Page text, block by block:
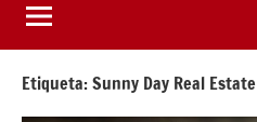
Etiqueta:Sunny Day Real Estate